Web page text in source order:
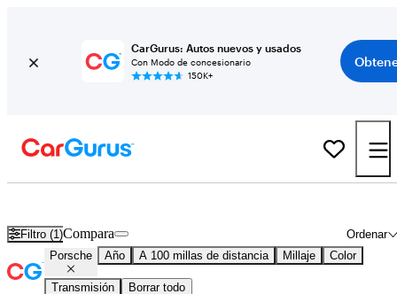
CarGurus: Autos nuevos y usados
Con Modo de concesionario
150K+
Filtro (1) Ordenar
Compara
Porsche Año A 100 millas de distancia Millaje Color
Transmisión Borrar todo